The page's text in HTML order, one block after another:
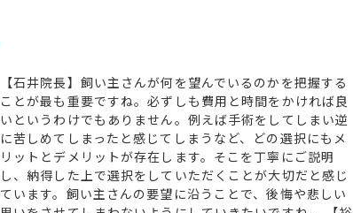
【石井院長】飼い主さんが何を望んでいるのかを把握する
ことが最も重要ですね。必ずしも費用と時間をかければ良
いというわけでもありません。例えば手術をしてしまい逆
に苦しめてしまったと感じてしまうなど、どの選択にもメ
リットとデメリットが存在します。そこを丁寧にご説明
し、納得した上で選択をしていただくことが大切だと感じ
ています。飼い主さんの要望に沿うことで、後悔や悲しい